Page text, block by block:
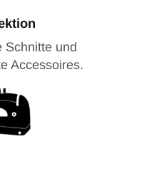
Schnitte und
Accessoires.